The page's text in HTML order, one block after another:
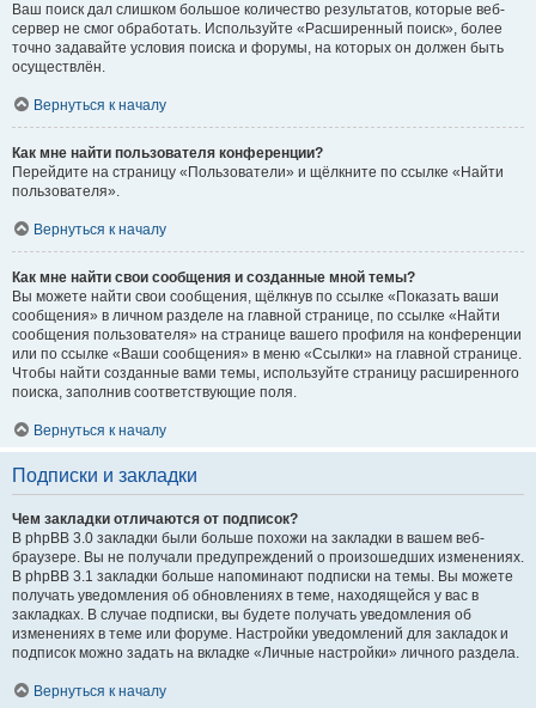
Ваш поиск дал слишком большое количество результатов, которые веб-
сервер не смог обработать. Используйте «Расширенный поиск», более
точно задавайте условия поиска и форумы, на которых он должен быть
осуществлён.
Вернуться к началу
Как мне найти пользователя конференции?
Перейдите на страницу «Пользователи» и щёлкните по ссылке «Найти
пользователя».
Вернуться к началу
Как мне найти свои сообщения и созданные мной темы?
Вы можете найти свои сообщения, щёлкнув по ссылке «Показать ваши
сообщения» в личном разделе на главной странице, по ссылке «Найти
сообщения пользователя» на странице вашего профиля на конференции
или по ссылке «Ваши сообщения» в меню «Ссылки» на главной странице.
Чтобы найти созданные вами темы, используйте страницу расширенного
поиска, заполнив соответствующие поля.
Вернуться к началу
Подписки и закладки
Чем закладки отличаются от подписок?
В phpBB 3.0 закладки были больше похожи на закладки в вашем веб-
браузере. Вы не получали предупреждений о произошедших изменениях.
В phpBB 3.1 закладки больше напоминают подписки на темы. Вы можете
получать уведомления об обновлениях в теме, находящейся у вас в
закладках. В случае подписки, вы будете получать уведомления об
изменениях в теме или форуме. Настройки уведомлений для закладок и
подписок можно задать на вкладке «Личные настройки» личного раздела.
Вернуться к началу